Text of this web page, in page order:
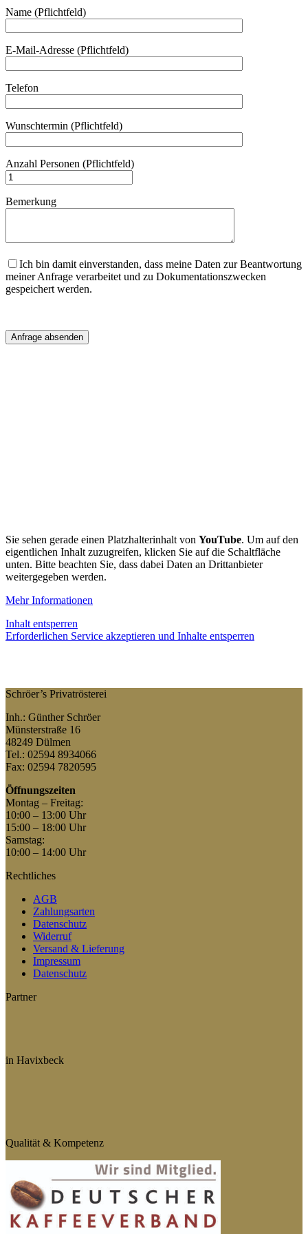
Name (Pflichtfeld)
E-Mail-Adresse (Pflichtfeld)
Telefon
Wunschtermin (Pflichtfeld)
Anzahl Personen (Pflichtfeld)
Bemerkung
Ich bin damit einverstanden, dass meine Daten zur Beantwortung
meiner Anfrage verarbeitet und zu Dokumentationszwecken
gespeichert werden.
Sie sehen gerade einen Platzhalterinhalt von YouTube. Um auf den
eigentlichen Inhalt zuzugreifen, klicken Sie auf die Schaltfläche
unten. Bitte beachten Sie, dass dabei Daten an Drittanbieter
weitergegeben werden.
Mehr Informationen
Inhalt entsperren
Erforderlichen Service akzeptieren und Inhalte entsperren
Schröer’s Privatrösterei
Inh.: Günther Schröer
Münsterstraße 16
48249 Dülmen
Tel.: 02594 8934066
Fax: 02594 7820595
Öffnungszeiten
Montag – Freitag:
10:00 – 13:00 Uhr
15:00 – 18:00 Uhr
Samstag:
10:00 – 14:00 Uhr
Rechtliches
AGB
Zahlungsarten
Datenschutz
Widerruf
Versand & Lieferung
Impressum
Datenschutz
Partner
in Havixbeck
Qualität & Kompetenz